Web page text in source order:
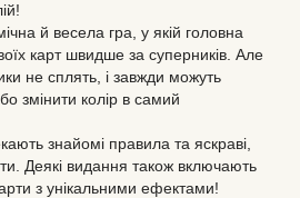
й весела гра, у якій головна
карт швидше за суперників. Але
не сплять, і завжди можуть
змінити колір в самий
знайомі правила та яскраві,
Деякі видання також включають
з унікальними ефектами!